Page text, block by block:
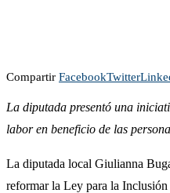
Compartir FacebookTwitter
La diputada presentó una
labor en beneficio de las
La diputada local Giulianna
reformar la Ley para la Inclusión